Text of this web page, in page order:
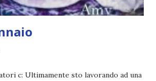
c: Ultimamente sto lavorando ad una